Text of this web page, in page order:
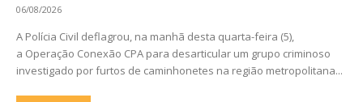
06/08/2026
A Polícia Civil deflagrou, na manhã desta quarta-feira (5),
a Operação Conexão CPA para desarticular um grupo criminoso
investigado por furtos de caminhonetes na região metropolitana...